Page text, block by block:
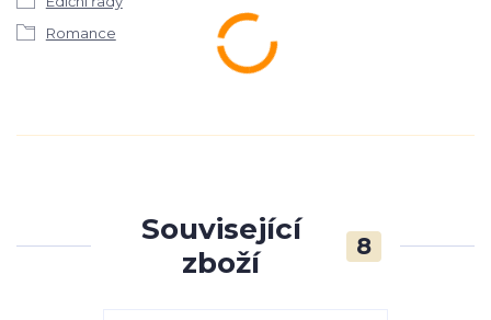
Romance
Související
zboží
8